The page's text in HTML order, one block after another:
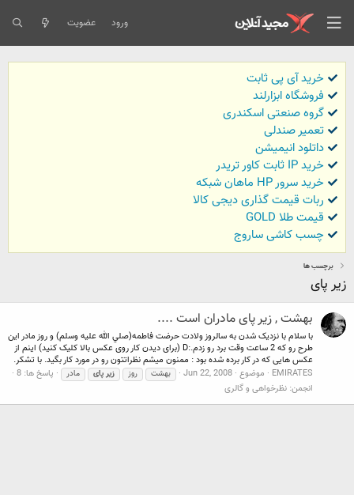
ورود عضویت
خرید آی پی ثابت
فروشگاه ابزارلند
گروه صنعتی اسکندری
تعمیر صندلی
داتلود انیمیشن
خرید IP ثابت کاور تریدر
خرید سرور HP ماهان شبکه
ربات قیمت گذاری دیجی کالا
قیمت طلا GOLD
چسب کاشی ساروج
برچسب ها
زیر پای
بهشت , زیر پای مادران است ....
با سلام با نزدیک شدن به سالروز ولادت حرضت فاطمه‌(صلي الله عليه وسلم) و روز مادر این
طرح رو که 2 ساعت وقت برد رو زدم.:D (برای دیدن کار روی عکس بالا کلیک کنید) اینم از
عکس هایی که در کار برده شده بود : ممنون میشم نظراتتون رو در مورد کار بگید. با تشکر.
EMIRATES
موضوع Jun 22, 2008 بهشت روز زیر پای مادر
پاسخ ها: 8
انجمن: نظرخواهی و گالری